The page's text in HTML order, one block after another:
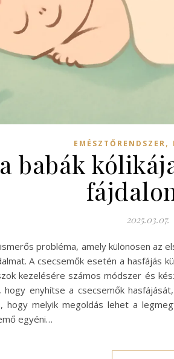
EMÉSZTŐRENDSZER,
babák
2025.03.07.
probléma, amely különösen az
A csecsemők esetén a hasfájás
kezelésére számos módszer és
enyhítse a csecsemők
hogy melyik megoldás lehet a
egyéni…